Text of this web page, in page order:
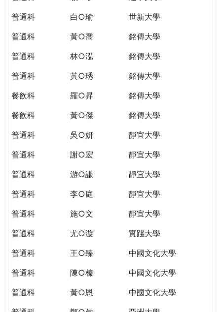
普通科
白○瑜
世新大學
普通科
黃○喬
銘傳大學
普通科
林○泓
銘傳大學
普通科
黃○琇
銘傳大學
餐飲科
羅○昇
銘傳大學
餐飲科
黃○傑
銘傳大學
普通科
吳○妍
靜宜大學
普通科
謝○宏
靜宜大學
普通科
游○謙
靜宜大學
普通科
李○庭
靜宜大學
普通科
施○文
靜宜大學
普通科
尤○漩
實踐大學
普通科
王○臻
中國文化大學
普通科
陳○榛
中國文化大學
普通科
黃○恩
中國文化大學